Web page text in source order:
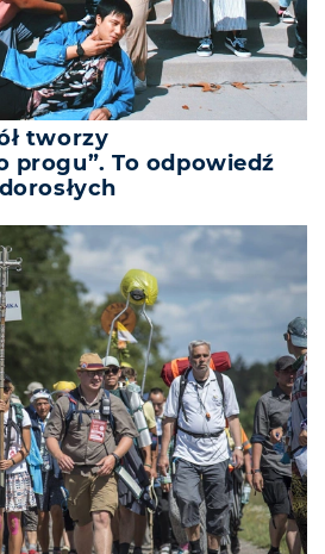
tworzy
progu”. To odpowiedź